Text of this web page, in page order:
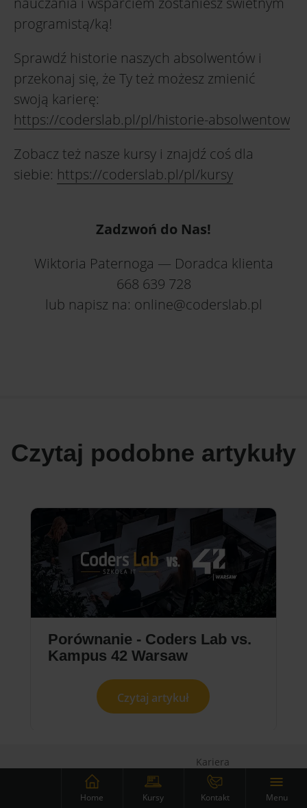
Home Kursy Kontakt Menu
programistą/ką!
Sprawdź historie naszych absolwentów i
przekonaj się, że Ty też możesz zmienić
swoją karierę:
https://coderslab.pl/pl/historie-absolwentow
Zobacz też nasze kursy i znajdź coś dla
siebie: https://coderslab.pl/pl/kursy
Zadzwoń do Nas!
Wiktoria Paternoga — Doradca klienta
668 639 728
lub napisz na: online@coderslab.pl
Czytaj podobne artykuły
Porównanie - Coders Lab vs.
Kampus 42 Warsaw
Czytaj artykuł
Kariera
Zostań wykładowcą